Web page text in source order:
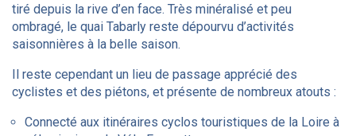
tiré depuis la rive d’en face. Très minéralisé et peu
ombragé, le quai Tabarly reste dépourvu d’activités
saisonnières à la belle saison.
Il reste cependant un lieu de passage apprécié des
cyclistes et des piétons, et présente de nombreux atouts :
Connecté aux itinéraires cyclos touristiques de la Loire à